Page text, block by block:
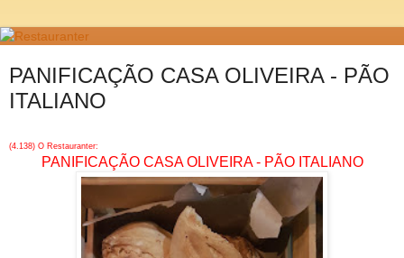
PANIFICAÇÃO CASA OLIVEIRA - PÃO
ITALIANO
(4.138) O Restauranter:
PANIFICAÇÃO CASA OLIVEIRA - PÃO ITALIANO